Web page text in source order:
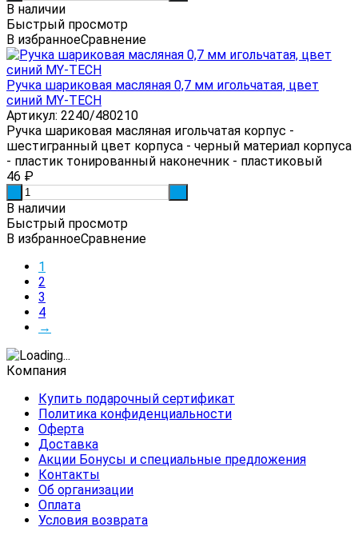
В наличии
Быстрый просмотр
В избранноеСравнение
Ручка шариковая масляная 0,7 мм игольчатая, цвет
синий MY-TECH
Артикул: 2240/480210
Ручка шариковая масляная игольчатая корпус -
шестигранный цвет корпуса - черный материал корпуса
- пластик тонированный наконечник - пластиковый
46 ₽
В наличии
Быстрый просмотр
В избранноеСравнение
1
2
3
4
→
Компания
Купить подарочный сертификат
Политика конфиденциальности
Оферта
Доставка
Акции Бонусы и специальные предложения
Контакты
Об организации
Оплата
Условия возврата